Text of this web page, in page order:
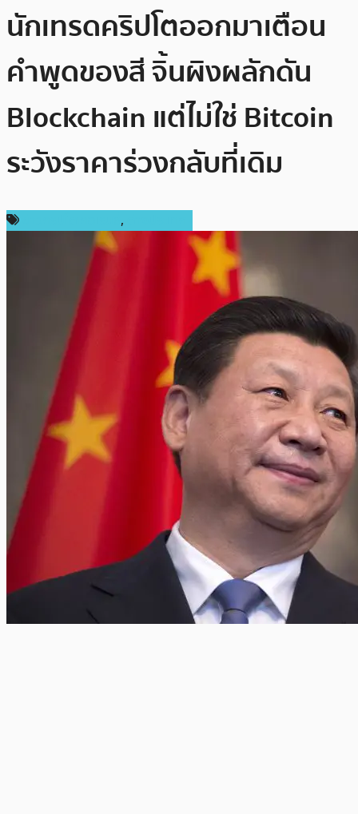
นักเทรดคริปโตออกมาเตือน
คำพูดของสี จิ้นผิงผลักดัน
Blockchain แต่ไม่ใช่ Bitcoin
ระวังราคาร่วงกลับที่เดิม
,